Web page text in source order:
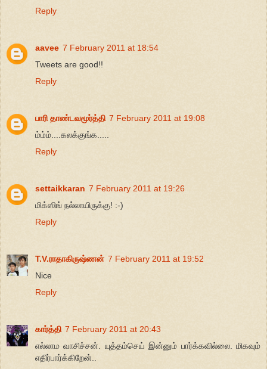
Reply
aavee 7 February 2011 at 18:54
Tweets are good!!
Reply
பாரி தாண்டவமூர்த்தி 7 February 2011 at 19:08
ம்ம்ம்....கலக்குங்க.....
Reply
settaikkaran 7 February 2011 at 19:26
மிக்ஸிங் நல்லாயிருக்கு! :-)
Reply
T.V.ராதாகிருஷ்ணன் 7 February 2011 at 19:52
Nice
Reply
கார்த்தி 7 February 2011 at 20:43
எல்லாம வாசிச்சன். யுத்தம்செய் இன்னும் பார்க்கவில்லை. மிகவும்
எதிர்பார்க்கிறேன்..